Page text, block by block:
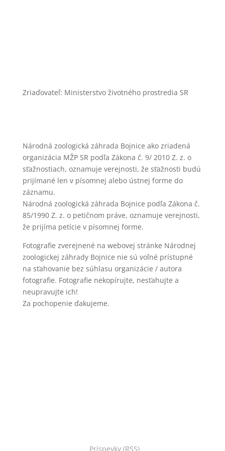
Zriaďovateľ: Ministerstvo životného prostredia SR
Národná zoologická záhrada Bojnice ako zriadená
organizácia MŽP SR podľa Zákona č. 9/ 2010 Z. z. o
sťažnostiach, oznamuje verejnosti, že sťažnosti budú
prijímané len v písomnej alebo ústnej forme do
záznamu.
Národná zoologická záhrada Bojnice podľa Zákona č.
85/1990 Z. z. o petičnom práve, oznamuje verejnosti,
že prijíma petície v písomnej forme.
Fotografie zverejnené na webovej stránke Národnej
zoologickej záhrady Bojnice nie sú voľné prístupné
na sťahovanie bez súhlasu organizácie / autora
fotografie. Fotografie nekopírujte, nesťahujte a
neupravujte ich!
Za pochopenie ďakujeme.
Príspevky (RSS)